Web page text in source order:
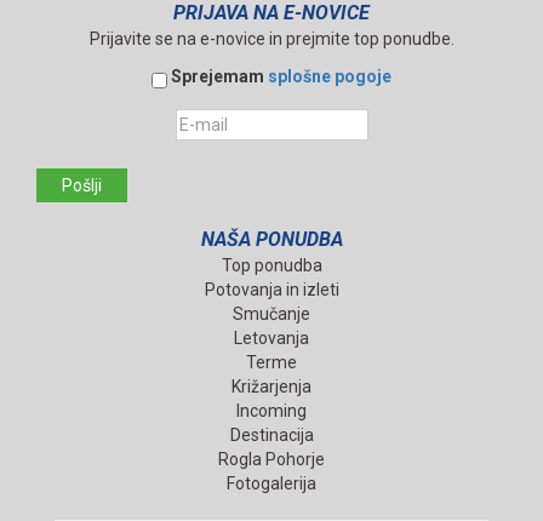
PRIJAVA NA E-NOVICE
Prijavite se na e-novice in prejmite top ponudbe.
Sprejemam splošne pogoje
Pošlji
NAŠA PONUDBA
Top ponudba
Potovanja in izleti
Smučanje
Letovanja
Terme
Križarjenja
Incoming
Destinacija
Rogla Pohorje
Fotogalerija